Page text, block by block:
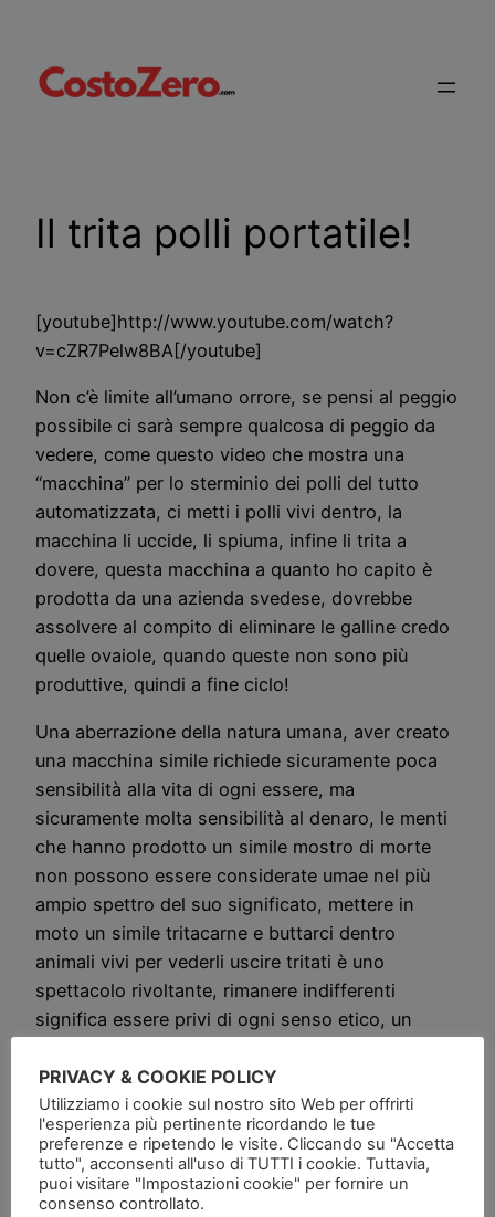
contenuto
Il trita polli portatile!
[youtube]http://www.youtube.com/watch?
v=cZR7Pelw8BA[/youtube]
Non c’è limite all’umano orrore, se pensi al peggio
possibile ci sarà sempre qualcosa di peggio da
vedere, come questo video che mostra una
“macchina” per lo sterminio dei polli del tutto
automatizzata, ci metti i polli vivi dentro, la
macchina li uccide, li spiuma, infine li trita a
dovere, questa macchina a quanto ho capito è
prodotta da una azienda svedese, dovrebbe
assolvere al compito di eliminare le galline credo
quelle ovaiole, quando queste non sono più
produttive, quindi a fine ciclo!
Una aberrazione della natura umana, aver creato
una macchina simile richiede sicuramente poca
sensibilità alla vita di ogni essere, ma
sicuramente molta sensibilità al denaro, le menti
che hanno prodotto un simile mostro di morte
non possono essere considerate umae nel più
ampio spettro del suo significato, mettere in
moto un simile tritacarne e buttarci dentro
animali vivi per vederli uscire tritati è uno
spettacolo rivoltante, rimanere indifferenti
significa essere privi di ogni senso etico, un
Questo video è l’ennesima prova del fatto che
stiamo andando verso un punto dal quale se non
si prende coscienza prima di arrivarci, poi
difficilmente si potrà tornare indietro, anzi, al
contrario potrebbe essere sempre peggio, oggi
PRIVACY & COOKIE POLICY
Utilizziamo i cookie sul nostro sito Web per offrirti
l'esperienza più pertinente ricordando le tue
preferenze e ripetendo le visite. Cliccando su "Accetta
tutto", acconsenti all'uso di TUTTI i cookie. Tuttavia,
puoi visitare "Impostazioni cookie" per fornire un
consenso controllato.